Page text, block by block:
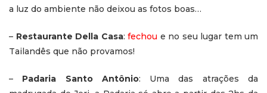
a luz do ambiente não deixou as fotos boas…
– Restaurante Della Casa: fechou e no seu lugar tem um
Tailandês que não provamos!
– Padaria Santo Antônio: Uma das atrações da